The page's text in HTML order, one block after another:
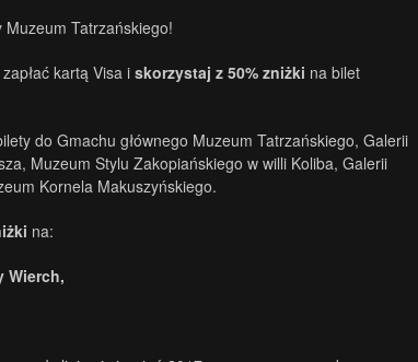
Tatrzańskiego!
kartą Visa i skorzystaj z 50% zniżki na bilet
do Gmachu głównego Muzeum Tatrzańskiego, Galerii
Muzeum Stylu Zakopiańskiego w willi Koliba, Galerii
Kornela Makuszyńskiego.
na:
Wierch,